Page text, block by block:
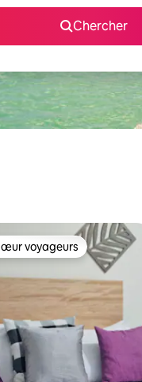
Chercher
voyageurs parmi les plus
voyageurs